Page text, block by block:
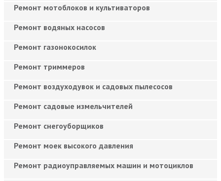
Ремонт мотоблоков и культиваторов
Ремонт водяных насосов
Ремонт газонокосилок
Ремонт триммеров
Ремонт воздуходувок и садовых пылесосов
Ремонт садовые измельчителей
Ремонт снегоуборщиков
Ремонт моек высокого давления
Ремонт радиоуправляемых машин и мотоциклов